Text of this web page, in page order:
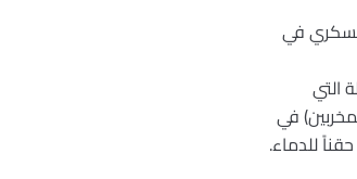
في
التي
في
للدماء.